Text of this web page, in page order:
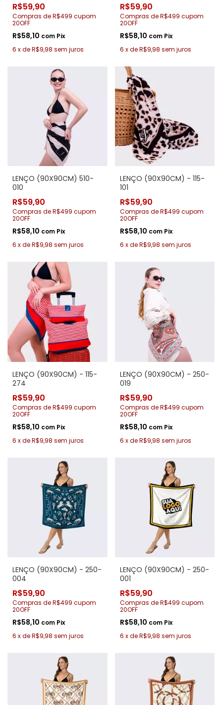
R$59,90
Compras de R$499 cupom
20OFF
R$58,10 com Pix
6 xdeR$9,98 sem juros
R$59,90
Compras de R$499 cupom
20OFF
R$58,10 com Pix
6 xdeR$9,98 sem juros
LENÇO (90X90CM) 510-
010
R$59,90
Compras de R$499 cupom
20OFF
R$58,10 com Pix
6 xdeR$9,98 sem juros
LENÇO (90X90CM) - 115-
101
R$59,90
Compras de R$499 cupom
20OFF
R$58,10 com Pix
6 xdeR$9,98 sem juros
LENÇO (90X90CM) - 115-
274
R$59,90
Compras de R$499 cupom
20OFF
R$58,10 com Pix
6 xdeR$9,98 sem juros
LENÇO (90X90CM) - 250-
019
R$59,90
Compras de R$499 cupom
20OFF
R$58,10 com Pix
6 xdeR$9,98 sem juros
LENÇO (90X90CM) - 250-
004
R$59,90
Compras de R$499 cupom
20OFF
R$58,10 com Pix
6 xdeR$9,98 sem juros
LENÇO (90X90CM) - 250-
001
R$59,90
Compras de R$499 cupom
20OFF
R$58,10 com Pix
6 xdeR$9,98 sem juros